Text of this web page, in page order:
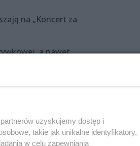
na „Koncert za
a nawet
zagra nastrojowo i
taneczną tańca
uzyskujemy dostęp i
takie jak unikalne identyfikatory,
w celu zapewniania